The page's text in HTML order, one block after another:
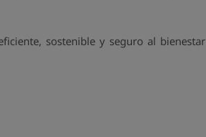
sostenible y seguro al